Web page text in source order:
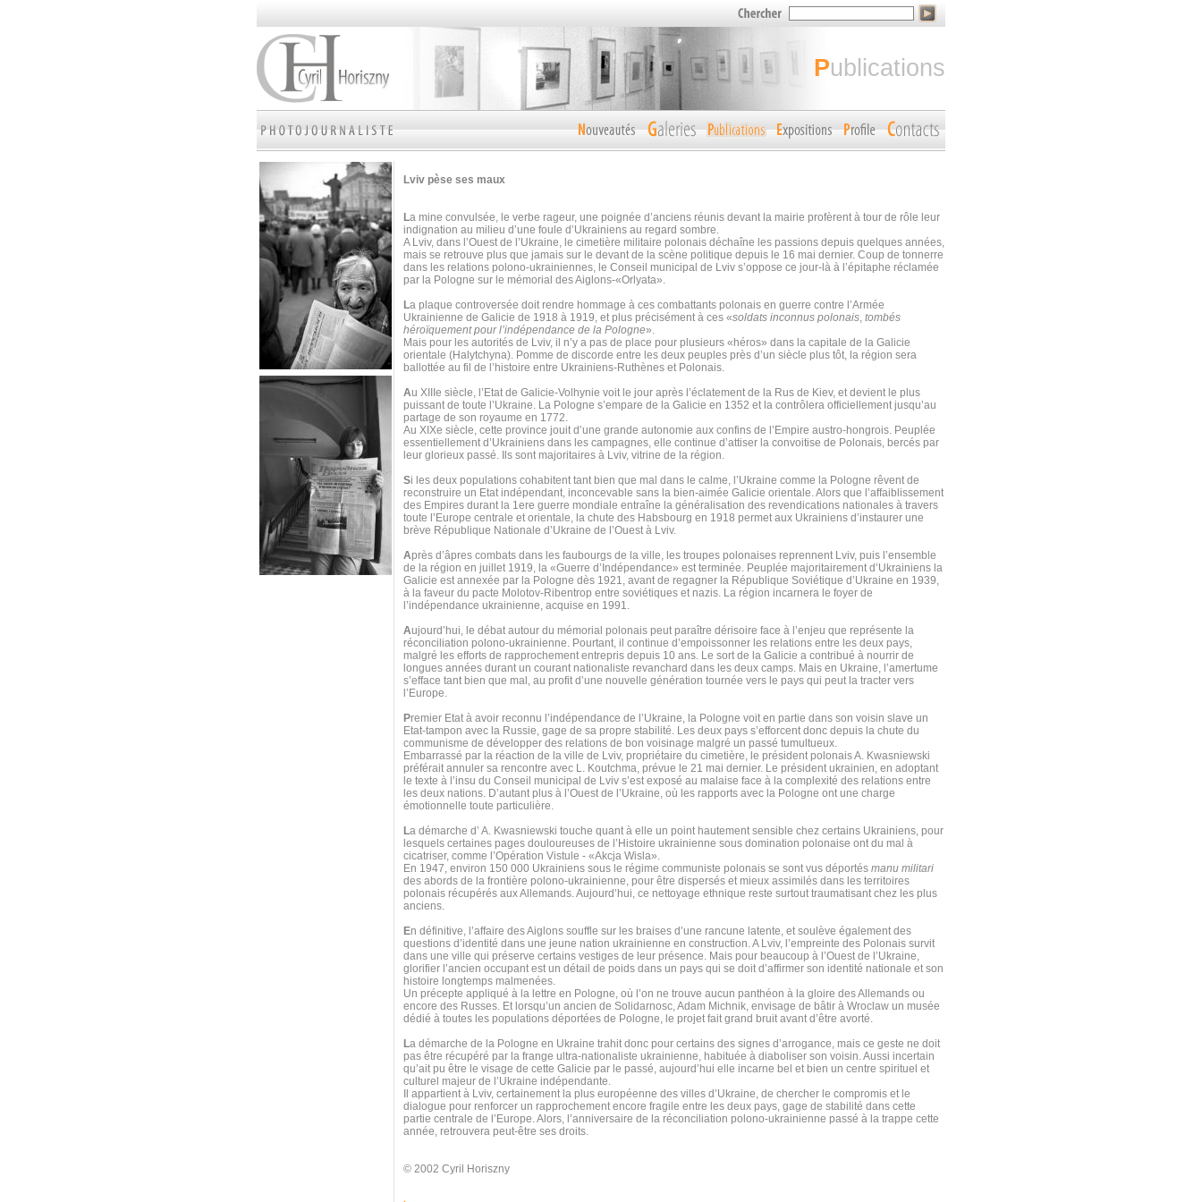
publications
Lviv pèse ses maux
La mine convulsée, le verbe rageur, une poignée d’anciens réunis devant la mairie profèrent à tour de rôle leur
indignation au milieu d’une foule d’Ukrainiens au regard sombre.
A Lviv, dans l’Ouest de l’Ukraine, le cimetière militaire polonais déchaîne les passions depuis quelques années,
mais se retrouve plus que jamais sur le devant de la scène politique depuis le 16 mai dernier. Coup de tonnerre
dans les relations polono-ukrainiennes, le Conseil municipal de Lviv s’oppose ce jour-là à l’épitaphe réclamée
par la Pologne sur le mémorial des Aiglons-«Orlyata».
La plaque controversée doit rendre hommage à ces combattants polonais en guerre contre l’Armée
Ukrainienne de Galicie de 1918 à 1919, et plus précisément à ces «soldats inconnus polonais, tombés
héroïquement pour l’indépendance de la Pologne».
Mais pour les autorités de Lviv, il n’y a pas de place pour plusieurs «héros» dans la capitale de la Galicie
orientale (Halytchyna). Pomme de discorde entre les deux peuples près d’un siècle plus tôt, la région sera
ballottée au fil de l’histoire entre Ukrainiens-Ruthènes et Polonais.
Au XIIIe siècle, l’Etat de Galicie-Volhynie voit le jour après l’éclatement de la Rus de Kiev, et devient le plus
puissant de toute l’Ukraine. La Pologne s’empare de la Galicie en 1352 et la contrôlera officiellement jusqu’au
partage de son royaume en 1772.
Au XIXe siècle, cette province jouit d’une grande autonomie aux confins de l’Empire austro-hongrois. Peuplée
essentiellement d’Ukrainiens dans les campagnes, elle continue d’attiser la convoitise de Polonais, bercés par
leur glorieux passé. Ils sont majoritaires à Lviv, vitrine de la région.
Si les deux populations cohabitent tant bien que mal dans le calme, l’Ukraine comme la Pologne rêvent de
reconstruire un Etat indépendant, inconcevable sans la bien-aimée Galicie orientale. Alors que l’affaiblissement
des Empires durant la 1ere guerre mondiale entraîne la généralisation des revendications nationales à travers
toute l’Europe centrale et orientale, la chute des Habsbourg en 1918 permet aux Ukrainiens d’instaurer une
brève République Nationale d’Ukraine de l’Ouest à Lviv.
Après d’âpres combats dans les faubourgs de la ville, les troupes polonaises reprennent Lviv, puis l’ensemble
de la région en juillet 1919, la «Guerre d’Indépendance» est terminée. Peuplée majoritairement d’Ukrainiens la
Galicie est annexée par la Pologne dès 1921, avant de regagner la République Soviétique d’Ukraine en 1939,
à la faveur du pacte Molotov-Ribentrop entre soviétiques et nazis. La région incarnera le foyer de
l’indépendance ukrainienne, acquise en 1991.
Aujourd’hui, le débat autour du mémorial polonais peut paraître dérisoire face à l’enjeu que représente la
réconciliation polono-ukrainienne. Pourtant, il continue d’empoissonner les relations entre les deux pays,
malgré les efforts de rapprochement entrepris depuis 10 ans. Le sort de la Galicie a contribué à nourrir de
longues années durant un courant nationaliste revanchard dans les deux camps. Mais en Ukraine, l’amertume
s’efface tant bien que mal, au profit d’une nouvelle génération tournée vers le pays qui peut la tracter vers
l’Europe.
Premier Etat à avoir reconnu l’indépendance de l’Ukraine, la Pologne voit en partie dans son voisin slave un
Etat-tampon avec la Russie, gage de sa propre stabilité. Les deux pays s’efforcent donc depuis la chute du
communisme de développer des relations de bon voisinage malgré un passé tumultueux.
Embarrassé par la réaction de la ville de Lviv, propriétaire du cimetière, le président polonais A. Kwasniewski
préférait annuler sa rencontre avec L. Koutchma, prévue le 21 mai dernier. Le président ukrainien, en adoptant
le texte à l’insu du Conseil municipal de Lviv s’est exposé au malaise face à la complexité des relations entre
les deux nations. D’autant plus à l’Ouest de l’Ukraine, où les rapports avec la Pologne ont une charge
émotionnelle toute particulière.
La démarche d’ A. Kwasniewski touche quant à elle un point hautement sensible chez certains Ukrainiens, pour
lesquels certaines pages douloureuses de l’Histoire ukrainienne sous domination polonaise ont du mal à
cicatriser, comme l’Opération Vistule - «Akcja Wisla».
En 1947, environ 150 000 Ukrainiens sous le régime communiste polonais se sont vus déportés manu militari
des abords de la frontière polono-ukrainienne, pour être dispersés et mieux assimilés dans les territoires
polonais récupérés aux Allemands. Aujourd’hui, ce nettoyage ethnique reste surtout traumatisant chez les plus
anciens.
En définitive, l’affaire des Aiglons souffle sur les braises d’une rancune latente, et soulève également des
questions d’identité dans une jeune nation ukrainienne en construction. A Lviv, l’empreinte des Polonais survit
dans une ville qui préserve certains vestiges de leur présence. Mais pour beaucoup à l’Ouest de l’Ukraine,
glorifier l’ancien occupant est un détail de poids dans un pays qui se doit d’affirmer son identité nationale et son
histoire longtemps malmenées.
Un précepte appliqué à la lettre en Pologne, où l’on ne trouve aucun panthéon à la gloire des Allemands ou
encore des Russes. Et lorsqu’un ancien de Solidarnosc, Adam Michnik, envisage de bâtir à Wroclaw un musée
dédié à toutes les populations déportées de Pologne, le projet fait grand bruit avant d’être avorté.
La démarche de la Pologne en Ukraine trahit donc pour certains des signes d’arrogance, mais ce geste ne doit
pas être récupéré par la frange ultra-nationaliste ukrainienne, habituée à diaboliser son voisin. Aussi incertain
qu’ait pu être le visage de cette Galicie par le passé, aujourd’hui elle incarne bel et bien un centre spirituel et
culturel majeur de l’Ukraine indépendante.
Il appartient à Lviv, certainement la plus européenne des villes d’Ukraine, de chercher le compromis et le
dialogue pour renforcer un rapprochement encore fragile entre les deux pays, gage de stabilité dans cette
partie centrale de l’Europe. Alors, l’anniversaire de la réconciliation polono-ukrainienne passé à la trappe cette
année, retrouvera peut-être ses droits.
© 2002 Cyril Horiszny